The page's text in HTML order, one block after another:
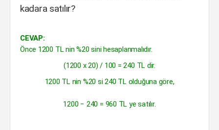
kadara satılır?
CEVAP:
Önce 1200 TL nin %20 sini hesaplanmalıdır.
(1200 x 20) / 100 = 240 TL dir.
1200 TL nin %20 si 240 TL olduğuna göre,
1200 − 240 = 960 TL ye satılır.